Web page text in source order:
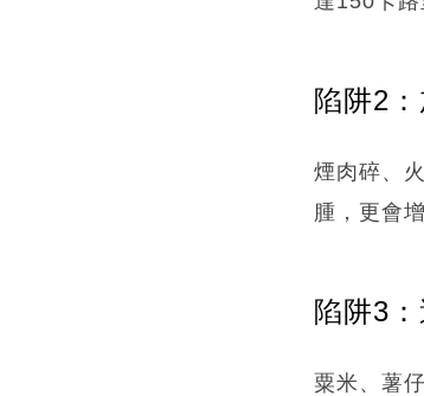
陷阱2
煙肉碎、
腫，更會
陷阱3
粟米、薯